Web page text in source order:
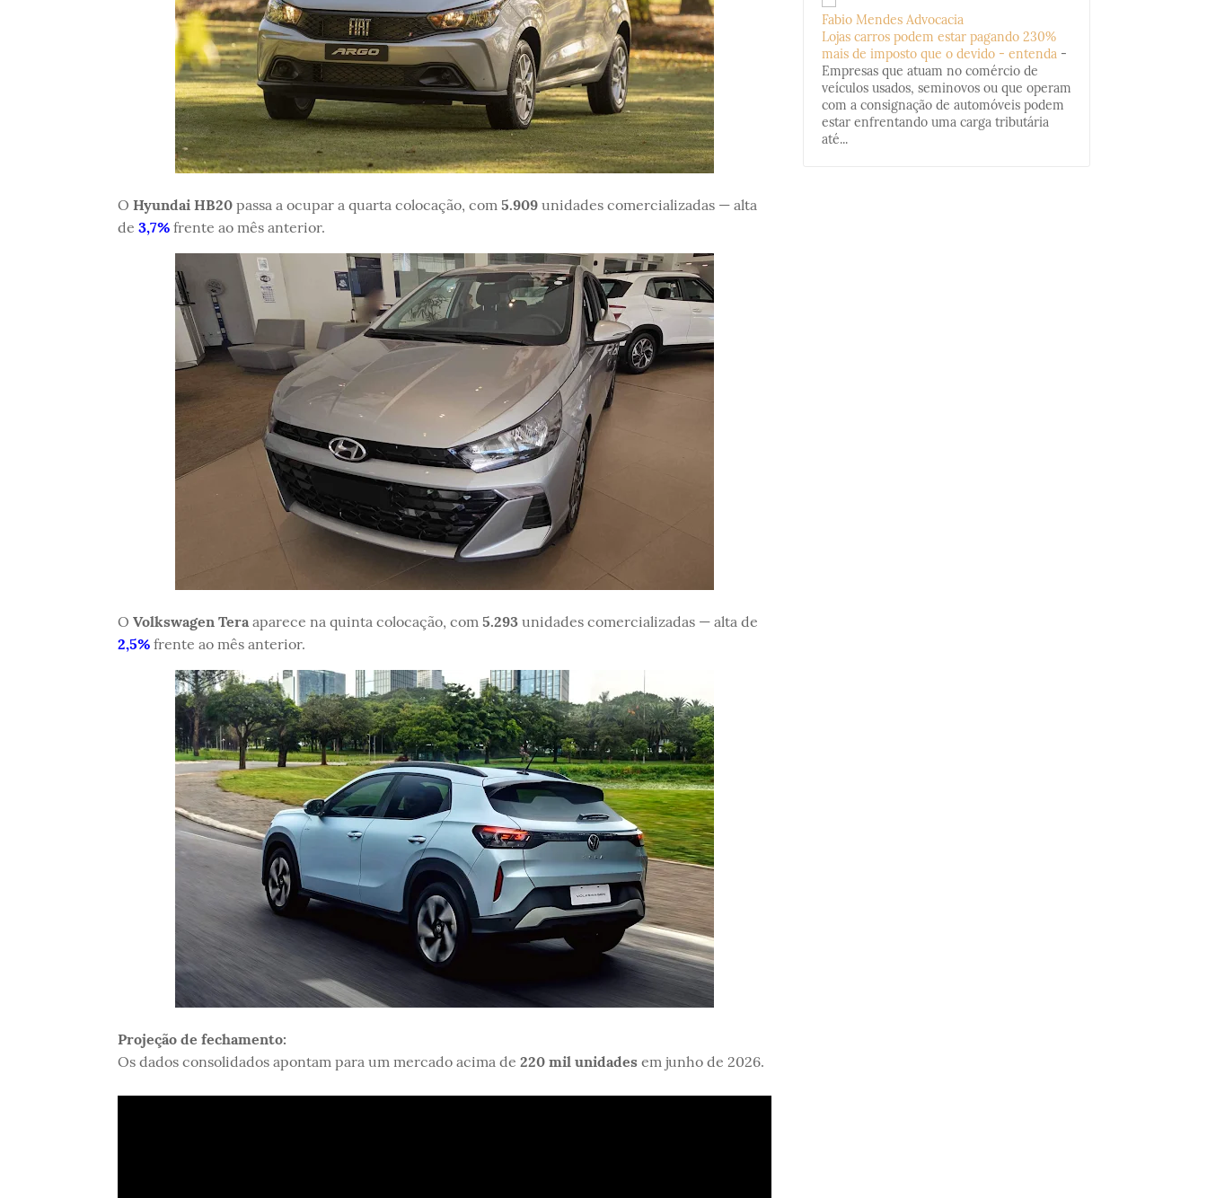
O Hyundai HB20passa a ocupar a quarta colocação, com 5.909unidades comercializadas — alta
de 3,7%frente ao mês anterior.
O Volkswagen Teraaparece na quinta colocação, com 5.293unidades comercializadas — alta de
2,5%frente ao mês anterior.
Projeção de fechamento:
Os dados consolidados apontam para um mercado acima de 220 mil unidadesem junho de 2026.
Fabio Mendes Advocacia
Lojas carros podem estar pagando 230%
mais de imposto que o devido - entenda -
Empresas que atuam no comércio de
veículos usados, seminovos ou que operam
com a consignação de automóveis podem
estar enfrentando uma carga tributária
até...